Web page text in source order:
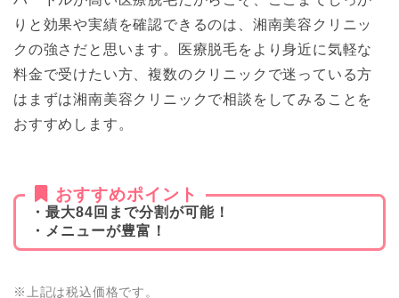
りと効果や実績を確認できるのは、湘南美容クリニッ
クの強さだと思います。医療脱毛をより身近に気軽な
料金で受けたい方、複数のクリニックで迷っている方
はまずは湘南美容クリニックで相談をしてみることを
おすすめします。
おすすめポイント
・最大84回まで分割が可能！
・メニューが豊富！
※上記は税込価格です。